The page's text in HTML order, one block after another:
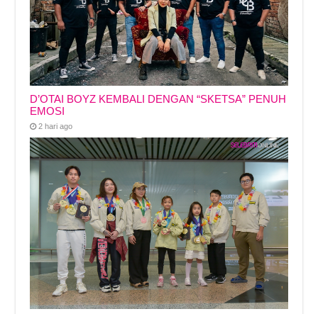
D’OTAI BOYZ KEMBALI DENGAN “SKETSA” PENUH
EMOSI
2 hari ago